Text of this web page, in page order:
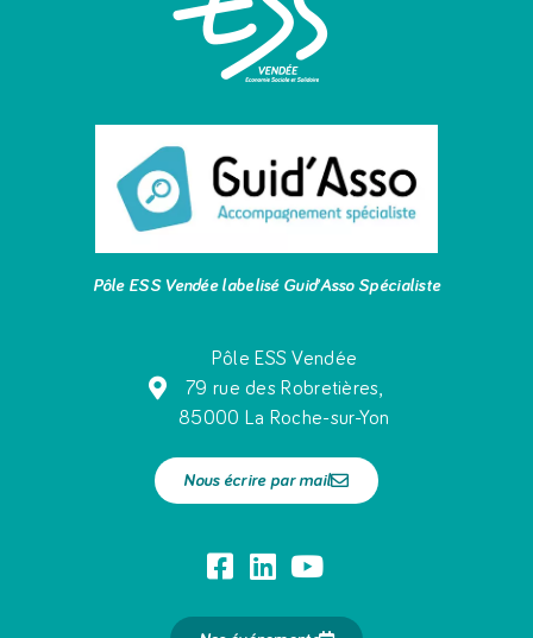
Pôle ESS Vendée labelisé Guid’Asso Spécialiste
Pôle ESS Vendée
79 rue des Robretières,
85000 La Roche-sur-Yon
Nous écrire par mail